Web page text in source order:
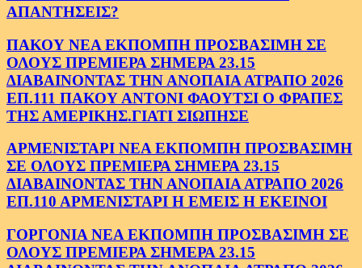
ΑΠΑΝΤΗΣΕΙΣ?
ΠΑΚΟΥ ΝΕΑ ΕΚΠΟΜΠΗ ΠΡΟΣΒΑΣΙΜΗ ΣΕ
ΟΛΟΥΣ ΠΡΕΜΙΕΡΑ ΣΗΜΕΡΑ 23.15
ΔΙΑΒΑΙΝΟΝΤΑΣ ΤΗΝ ΑΝΟΠΑΙΑ ΑΤΡΑΠΟ 2026
ΕΠ.111 ΠΑΚΟΥ ΑΝΤΟΝΙ ΦΑΟΥΤΣΙ Ο ΦΡΑΠΕΣ
ΤΗΣ ΑΜΕΡΙΚΗΣ.ΓΙΑΤΙ ΣΙΩΠΗΣΕ
ΑΡΜΕΝΙΣΤΑΡΙ ΝΕΑ ΕΚΠΟΜΠΗ ΠΡΟΣΒΑΣΙΜΗ
ΣΕ ΟΛΟΥΣ ΠΡΕΜΙΕΡΑ ΣΗΜΕΡΑ 23.15
ΔΙΑΒΑΙΝΟΝΤΑΣ ΤΗΝ ΑΝΟΠΑΙΑ ΑΤΡΑΠΟ 2026
ΕΠ.110 ΑΡΜΕΝΙΣΤΑΡΙ Η ΕΜΕΙΣ Η ΕΚΕΙΝΟΙ
ΓΟΡΓΟΝΙΑ ΝΕΑ ΕΚΠΟΜΠΗ ΠΡΟΣΒΑΣΙΜΗ ΣΕ
ΟΛΟΥΣ ΠΡΕΜΙΕΡΑ ΣΗΜΕΡΑ 23.15